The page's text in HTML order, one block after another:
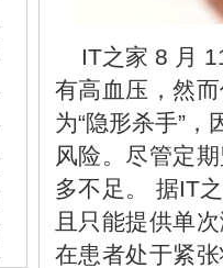
IT之家 8 月
有高血压，然
为“隐形杀手”
风险。尽管定
多不足。 据IT
且只能提供单
在患者处于紧